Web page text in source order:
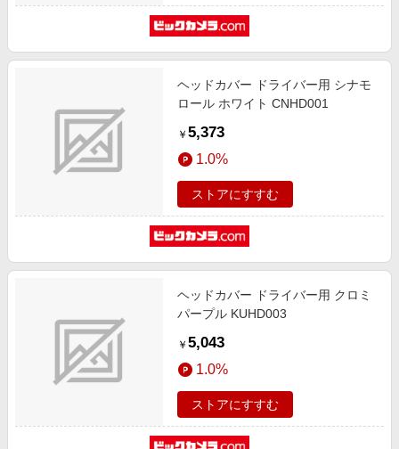
ヘッドカバー ドライバー用 シナモ
ロール ホワイト CNHD001
￥ 5,373
1.0%
ストアにすすむ
ヘッドカバー ドライバー用 クロミ
パープル KUHD003
￥ 5,043
1.0%
ストアにすすむ